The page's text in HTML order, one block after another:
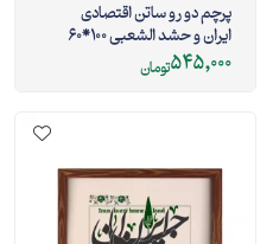
پرچم دو رو ساتن اقتصادی
ایران و حشد الشعبی 100*60
545,000تومان